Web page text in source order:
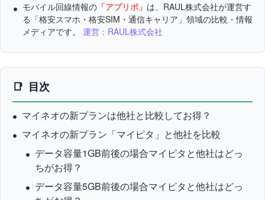
モバイル回線情報の 「アプリポ」 は、RAUL株式会社が運営す
る「格安スマホ・格安SIM・通信キャリア」領域の比較・情報
メディアです。 運営：RAUL株式会社
目次
マイネオの新プランは他社と比較してお得？
マイネオの新プラン「マイピタ」と他社を比較
データ容量1GB前後の場合マイピタと他社はどっ
ちがお得？
データ容量5GB前後の場合マイピタと他社はどっ